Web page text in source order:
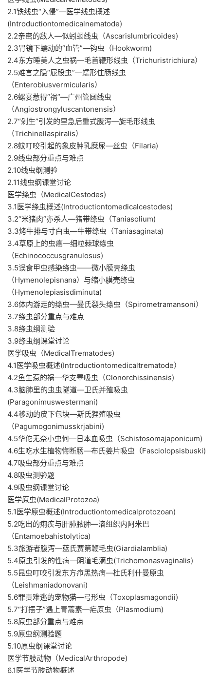
2.1铁线虫“入侵”—医学线虫概述
(Introductiontomedicalnematode)
2.2亲密的敌人—似蚓蛔线虫（Ascarislumbricoides)
2.3胃镜下蠕动的“血管”—钩虫（Hookworm)
2.4东方睡美人之虫祸—毛首鞭形线虫（Trichuristrichiura）
2.5难言之隐“屁股虫”—蠕形住肠线虫
（Enterobiusvermicularis）
2.6螺宴惹得“祸”—广州管圆线虫
（Angiostrongyluscantonensis）
2.7“剁生”引发的里急后重式腹泻—旋毛形线虫
（Trichinellaspiralis）
2.8蚊叮咬引起的象皮肿乳糜尿—丝虫（Filaria)
2.9线虫部分重点与难点
2.10线虫纲测验
2.11线虫纲课堂讨论
医学绦虫（MedicalCestodes)
3.1医学绦虫概述(Introductiontomedicalcestodes)
3.2“米猪肉“亦杀人—猪带绦虫（Taniasolium)
3.3烤牛排与寸白虫—牛带绦虫（Taniasaginata)
3.4草原上的虫癌—细粒棘球绦虫
（Echinococcusgranulosus)
3.5误食甲虫感染绦虫——微小膜壳绦虫
（Hymenolepisnana）与缩小膜壳绦虫
（Hymenolepiasisdiminuta)
3.6体内游走的绦虫—曼氏裂头绦虫（Spirometramansoni）
3.7绦虫部分重点与难点
3.8绦虫纲测验
3.9绦虫纲课堂讨论
医学吸虫（MedicalTrematodes)
4.1医学吸虫概述(Introductiontomedicaltrematode）
4.2鱼生惹的祸—华支睾吸虫（Clonorchissinensis)
4.3脑肺里的虫虫隧道—卫氏并殖吸虫
(Paragonimuswestermani)
4.4移动的皮下包块—斯氏狸殖吸虫
（Pagumogonimusskrjabini)
4.5华佗无奈小虫何—日本血吸虫（Schistosomajaponicum)
4.6生吃水生植物悔断肠—布氏姜片吸虫（Fasciolopsisbuski)
4.7吸虫部分重点与难点
4.8吸虫测验题
4.9吸虫纲课堂讨论
医学原虫(MedicalProtozoa)
5.1医学原虫概述(Introductiontomedicalprotozoan)
5.2吃出的痢疾与肝肺脓肿—溶组织内阿米巴
（Entamoebahistolytica)
5.3旅游者腹泻—蓝氏贾第鞭毛虫(Giardialamblia)
5.4原虫引发的性病—阴道毛滴虫(Trichomonasvaginalis)
5.5昆虫叮咬引发东方疖黑热病—杜氏利什曼原虫
（Leishmaniadonovani)
5.6罪责难逃的宠物猫—弓形虫（Toxoplasmagondii)
5.7“打摆子”遇上青蒿素—疟原虫（Plasmodium)
5.8原虫部分重点与难点
5.9原虫纲测验题
5.10原虫纲课堂讨论
医学节肢动物（MedicalArthropode)
6.1医学节肢动物概述